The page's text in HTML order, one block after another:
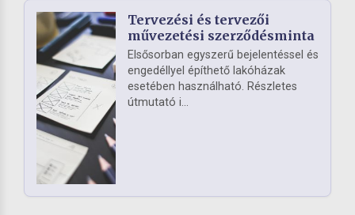
Tervezési és tervezői
művezetési szerződésminta
Elsősorban egyszerű bejelentéssel és
engedéllyel építhető lakóházak
esetében használható. Részletes
útmutató i...